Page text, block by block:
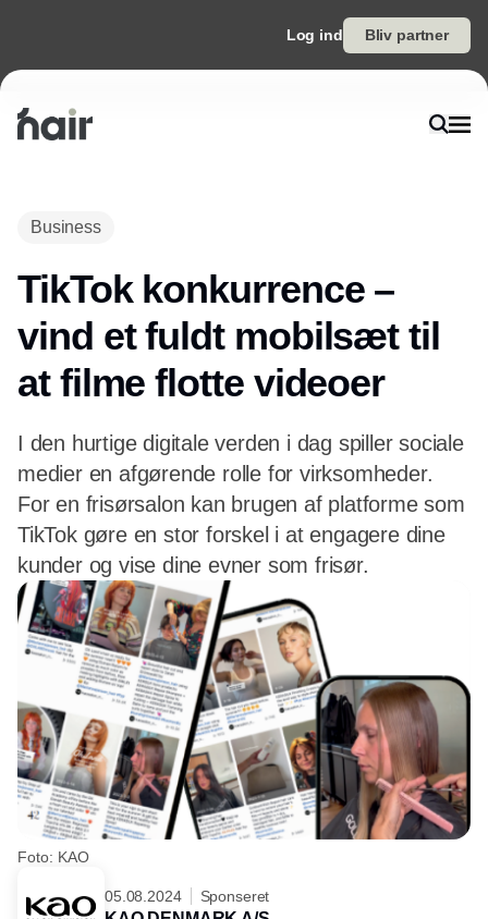
Log ind Bliv partner
Business
TikTok konkurrence –
vind et fuldt mobilsæt til
at filme flotte videoer
I den hurtige digitale verden i dag spiller sociale
medier en afgørende rolle for virksomheder.
For en frisørsalon kan brugen af platforme som
TikTok gøre en stor forskel i at engagere dine
kunder og vise dine evner som frisør.
Foto: KAO
05.08.2024 Sponseret